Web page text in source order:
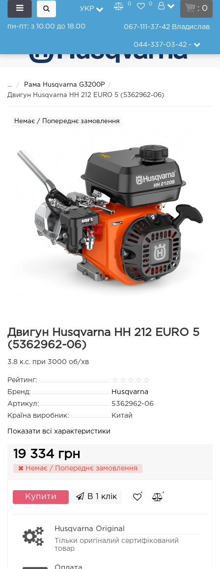
: 0
УКР
0 0
пн-пт: з 10.00 до 18.00 067-111-37-42 Владислав
044-337-03-42-
...
Рама Husqvarna G3200P
Двигун Husqvarna HH 212 EURO 5 (5362962-06)
Немає / Попереднє замовлення
Двигун Husqvarna HH 212 EURO 5
(5362962-06)
3.8 к.с. при 3000 об/хв
Рейтинг:
Бренд:
Husqvarna
Артикул:
5362962-06
Країна виробник:
Китай
Показати всі характеристики
19 334 грн
Немає / Попереднє замовлення
Купити В 1 клік
Husqvarna Original
Тільки оригіналий сертифікований
товар